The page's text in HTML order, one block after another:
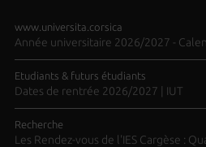
www.universita.corsica
Année universitaire 2026/2027 -
Etudiants & futurs étudiants
Dates de rentrée 2026/2027 | IUT
Recherche
Les Rendez-vous de l'IES Cargèse :